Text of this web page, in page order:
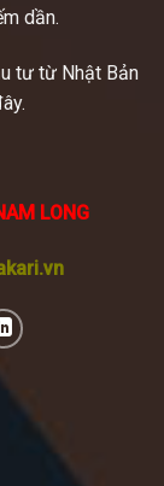
dần.
tư từ Nhật Bản
LONG